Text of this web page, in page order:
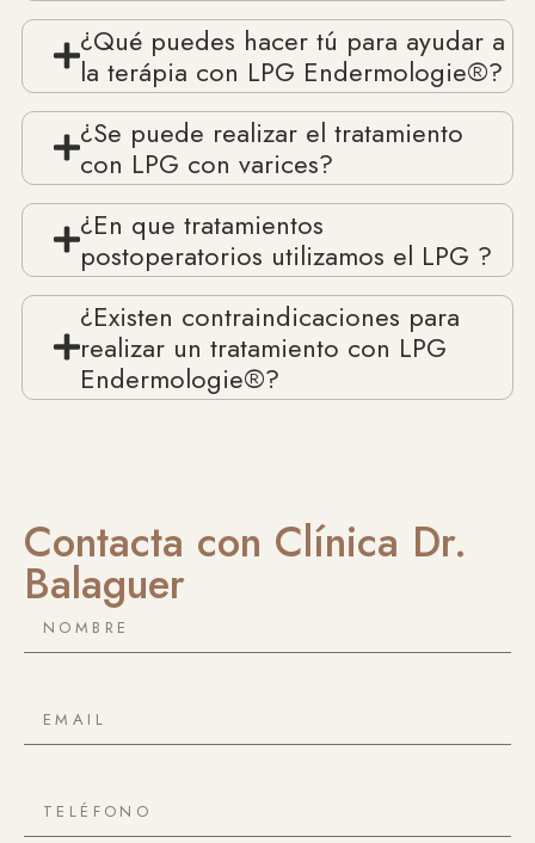
¿Qué puedes hacer tú para ayudar a
la terápia con LPG Endermologie®?
¿Se puede realizar el tratamiento
con LPG con varices?
¿En que tratamientos
postoperatorios utilizamos el LPG ?
¿Existen contraindicaciones para
realizar un tratamiento con LPG
Endermologie®?
Contacta con Clínica Dr.
Balaguer